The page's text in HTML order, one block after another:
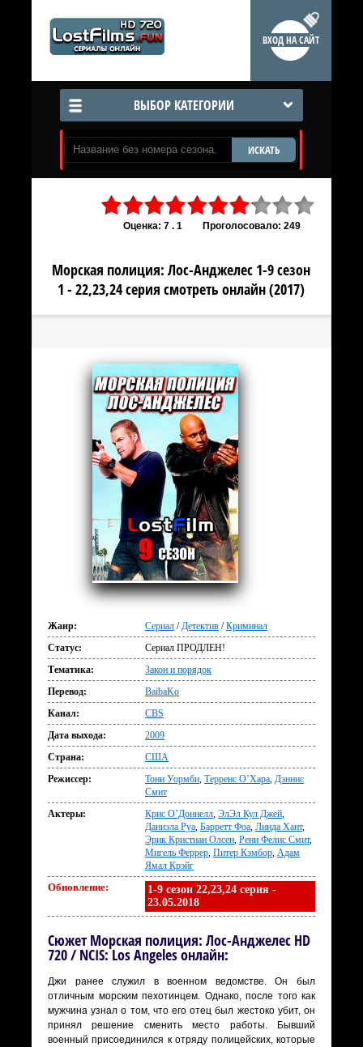
ВХОД НА САЙТ
ВЫБОР КАТЕГОРИИ
ИСКАТЬ
Оценка: 7 . 1 Проголосовало: 249
Морская полиция: Лос-Анджелес 1-9 сезон
1 - 22,23,24 серия смотреть онлайн (2017)
Жанр: Сериал /Детектив /Криминал
Статус:
Сериал ПРОДЛЕН!
Тематика:
Закон и порядок
Перевод:
BaibaKo
Канал:
CBS
Дата выхода:
2009
Страна:
США
Режиссер:
Тони Уормби, Терренс О’Хара, Дэннис
Смит
Актеры:
Крис О’Доннелл, ЭлЭл Кул Джей,
Даниэла Руа, Барретт Фоа, Линда Хант,
Эрик Кристиан Олсен, Рени Фелис Смит,
Мигель Феррер, Питер Кэмбор, Адам
Ямал Крэйг
Обновление:
1-9 сезон 22,23,24 серия -
23.05.2018
Сюжет Морская полиция: Лос-Анджелес HD
720 / NCIS: Los Angeles онлайн:
Джи ранее служил в военном ведомстве. Он был
отличным морским пехотинцем. Однако, после того как
мужчина узнал о том, что его отец был жестоко убит, он
принял решение сменить место работы. Бывший
военный присоединился к отряду полицейских, которые